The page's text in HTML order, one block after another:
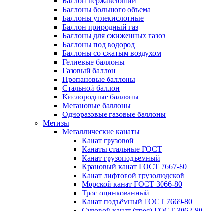
Баллоны большого объема
Баллоны углекислотные
Баллон природный газ
Баллоны для сжиженных газов
Баллоны под водород
Баллоны со сжатым воздухом
Гелиевые баллоны
Газовый баллон
Пропановые баллоны
Стальной баллон
Кислородные баллоны
Метановые баллоны
Одноразовые газовые баллоны
Метизы
Металлические канаты
Канат грузовой
Канаты стальные ГОСТ
Канат грузоподъемный
Крановый канат ГОСТ 7667-80
Канат лифтовой грузолюдской
Морской канат ГОСТ 3066-80
Трос оцинкованный
Канат подъёмный ГОСТ 7669-80